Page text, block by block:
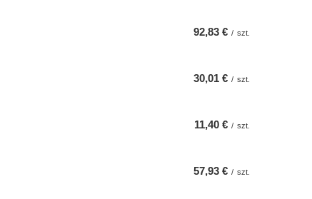
92,83 € / szt.
30,01 € / szt.
11,40 € / szt.
57,93 € / szt.